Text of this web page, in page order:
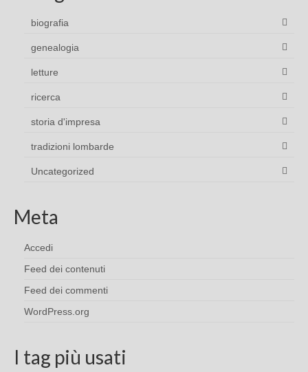
biografia
genealogia
letture
ricerca
storia d'impresa
tradizioni lombarde
Uncategorized
Meta
Accedi
Feed dei contenuti
Feed dei commenti
WordPress.org
I tag più usati